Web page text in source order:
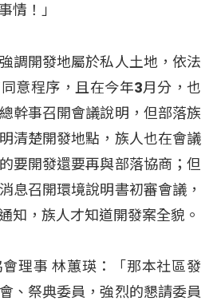
情！」
調開發地屬於私人土地，依法
意程序，且在今年3月分，也
幹事召開會議說明，但部落族
清楚開發地點，族人也在會議
要開發還要再與部落協商；但
息召開環境說明書初審會議，
知，族人才知道開發案全貌。
理事 林蕙瑛：「那本社區發
、祭典委員，強烈的懇請委員